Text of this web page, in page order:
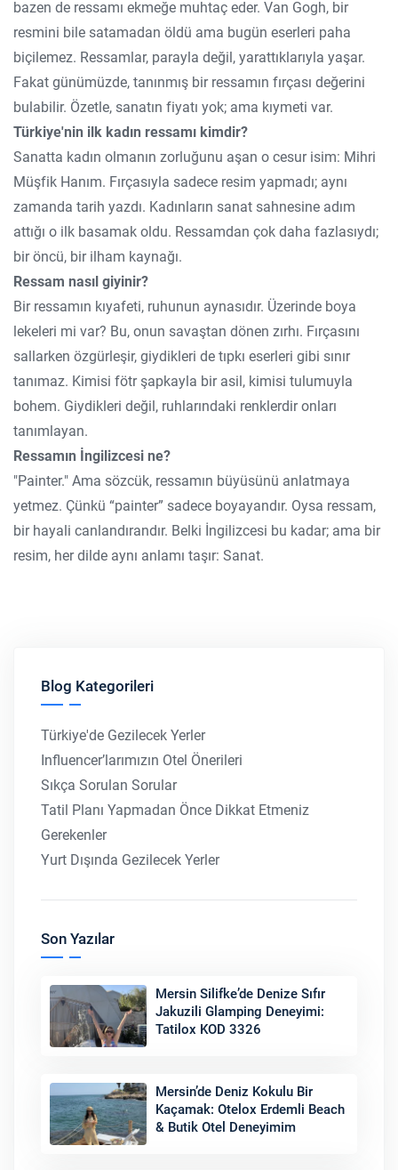
bazen de ressamı ekmeğe muhtaç eder. Van Gogh, bir
resmini bile satamadan öldü ama bugün eserleri paha
biçilemez. Ressamlar, parayla değil, yarattıklarıyla yaşar.
Fakat günümüzde, tanınmış bir ressamın fırçası değerini
bulabilir. Özetle, sanatın fiyatı yok; ama kıymeti var.
Türkiye'nin ilk kadın ressamı kimdir?
Sanatta kadın olmanın zorluğunu aşan o cesur isim: Mihri
Müşfik Hanım. Fırçasıyla sadece resim yapmadı; aynı
zamanda tarih yazdı. Kadınların sanat sahnesine adım
attığı o ilk basamak oldu. Ressamdan çok daha fazlasıydı;
bir öncü, bir ilham kaynağı.
Ressam nasıl giyinir?
Bir ressamın kıyafeti, ruhunun aynasıdır. Üzerinde boya
lekeleri mi var? Bu, onun savaştan dönen zırhı. Fırçasını
sallarken özgürleşir, giydikleri de tıpkı eserleri gibi sınır
tanımaz. Kimisi fötr şapkayla bir asil, kimisi tulumuyla
bohem. Giydikleri değil, ruhlarındaki renklerdir onları
tanımlayan.
Ressamın İngilizcesi ne?
"Painter." Ama sözcük, ressamın büyüsünü anlatmaya
yetmez. Çünkü “painter” sadece boyayandır. Oysa ressam,
bir hayali canlandırandır. Belki İngilizcesi bu kadar; ama bir
resim, her dilde aynı anlamı taşır: Sanat.
Blog Kategorileri
Türkiye'de Gezilecek Yerler
Influencer’larımızın Otel Önerileri
Sıkça Sorulan Sorular
Tatil Planı Yapmadan Önce Dikkat Etmeniz
Gerekenler
Yurt Dışında Gezilecek Yerler
Son Yazılar
Mersin Silifke’de Denize Sıfır
Jakuzili Glamping Deneyimi:
Tatilox KOD 3326
Mersin’de Deniz Kokulu Bir
Kaçamak: Otelox Erdemli Beach
& Butik Otel Deneyimim